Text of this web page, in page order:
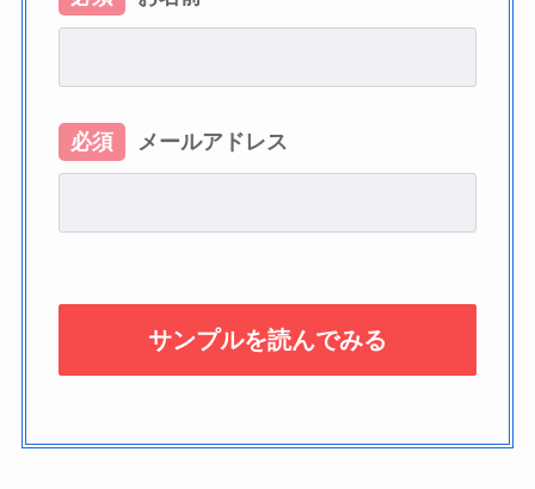
必須 メールアドレス